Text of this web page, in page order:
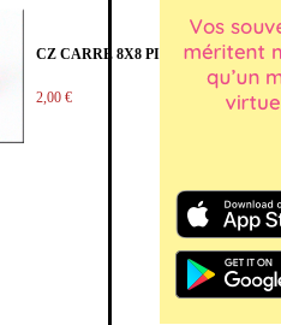
CZ CARRE 8X8 PINK
2,00 €